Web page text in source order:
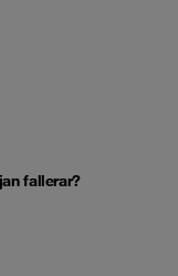
fallerar?